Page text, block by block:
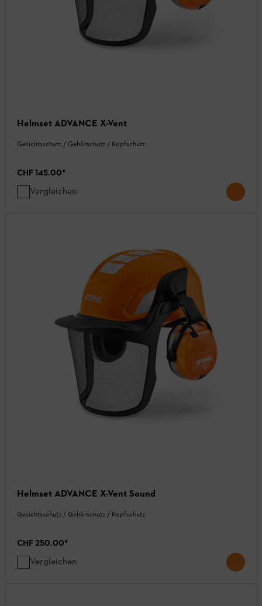
Helmset ADVANCE X-Vent
Gesichtsschutz / Gehörschutz / Kopfschutz
CHF 145.00*
Vergleichen
Helmset ADVANCE X-Vent Sound
Gesichtsschutz / Gehörschutz / Kopfschutz
CHF 250.00*
Vergleichen